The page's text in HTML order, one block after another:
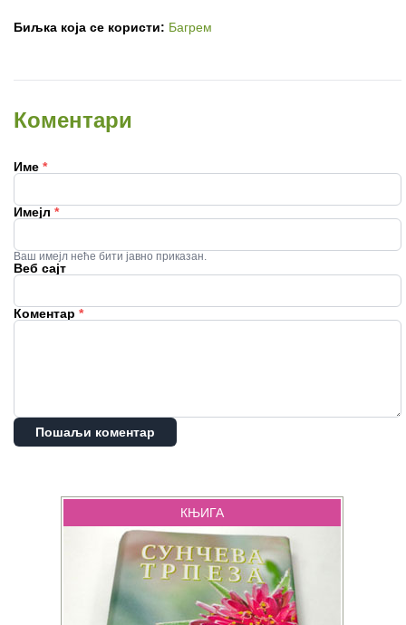
Биљка која се користи: Багрем
Коментари
Име *
Имејл *
Ваш имејл неће бити јавно приказан.
Веб сајт
Коментар *
Пошаљи коментар
КЊИГА